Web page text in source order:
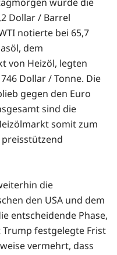
Dollar / Barrel
notierte bei 65,7
dem
von Heizöl, legten
Dollar / Tonne. Die
gegen den Euro
sind die
somit zum
die
den USA und dem
entscheidende Phase,
Trump festgelegte Frist
vermehrt, dass